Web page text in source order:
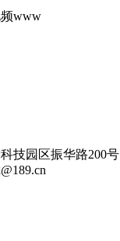
www
科技园区振华路200号